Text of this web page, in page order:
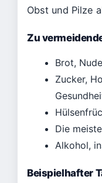
Obst und Pilze
Zu
Brot,
Zucker,
Die
Alkohol,
Beispielhafter